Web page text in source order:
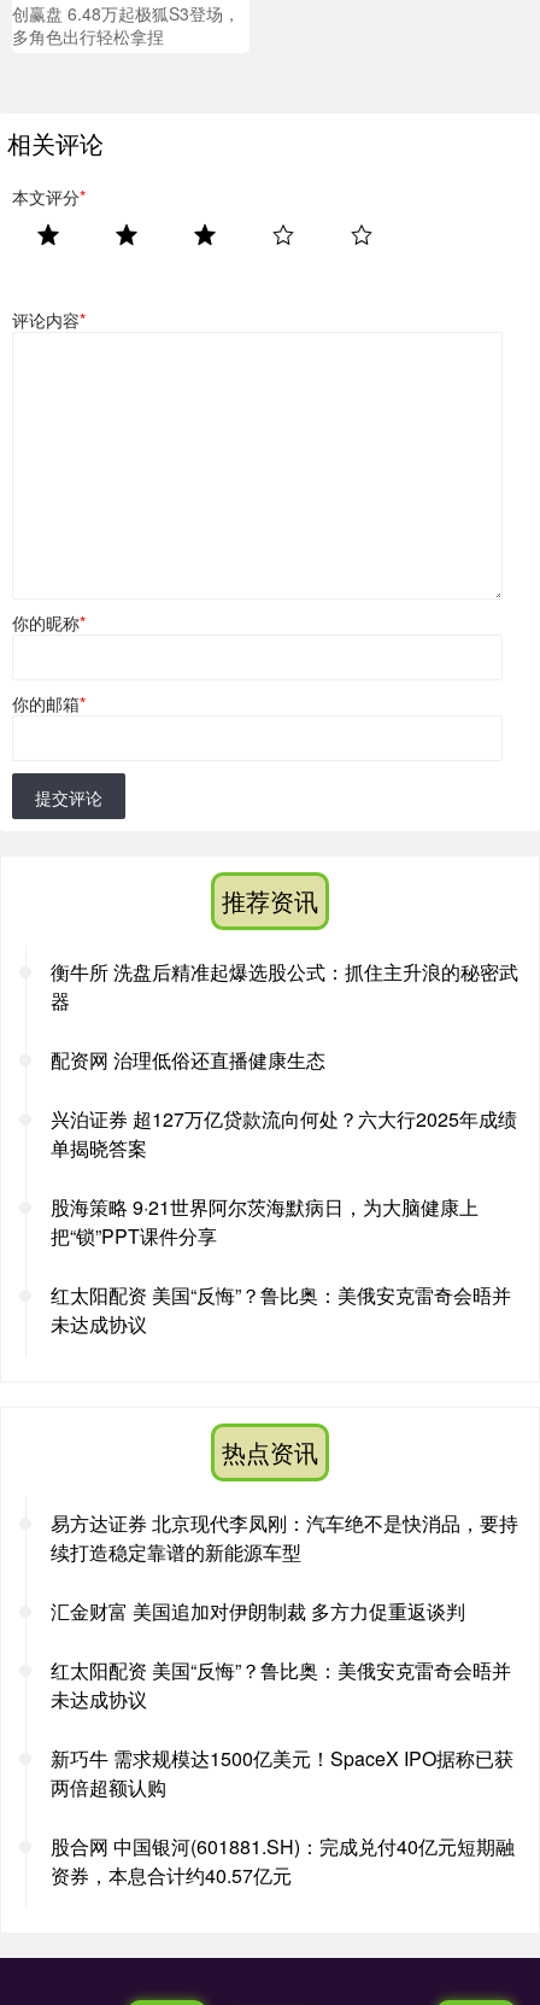
创赢盘 6.48万起极狐S3登场，
多角色出行轻松拿捏
相关评论
本文评分*
评论内容*
你的昵称*
你的邮箱*
提交评论
推荐资讯
衡牛所 洗盘后精准起爆选股公式：抓住主升浪的秘密武
器
配资网 治理低俗还直播健康生态
兴泊证券 超127万亿贷款流向何处？六大行2025年成绩
单揭晓答案
股海策略 9·21世界阿尔茨海默病日，为大脑健康上
把“锁”PPT课件分享
红太阳配资 美国“反悔”？鲁比奥：美俄安克雷奇会晤并
未达成协议
热点资讯
易方达证券 北京现代李凤刚：汽车绝不是快消品，要持
续打造稳定靠谱的新能源车型
汇金财富 美国追加对伊朗制裁 多方力促重返谈判
红太阳配资 美国“反悔”？鲁比奥：美俄安克雷奇会晤并
未达成协议
新巧牛 需求规模达1500亿美元！SpaceX IPO据称已获
两倍超额认购
股合网 中国银河(601881.SH)：完成兑付40亿元短期融
资券，本息合计约40.57亿元